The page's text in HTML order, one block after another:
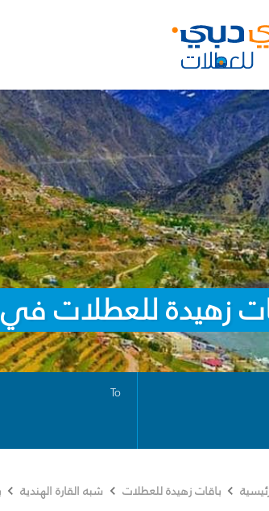
زهيدة للعطلات في
To
باقات زهيدة للعطلات شبه القارة الهندية